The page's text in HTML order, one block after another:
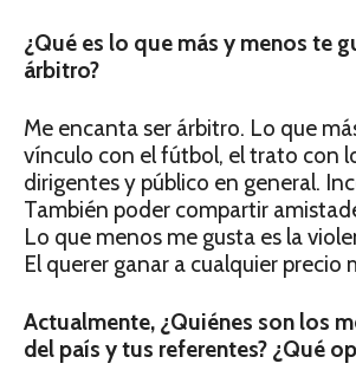
¿Qué es lo que más y menos te
árbitro?
Me encanta ser árbitro. Lo que
vínculo con el fútbol, el trato con
dirigentes y público en general.
También poder compartir
Lo que menos me gusta es la
El querer ganar a cualquier precio
Actualmente, ¿Quiénes son los
del país y tus referentes? ¿Qué